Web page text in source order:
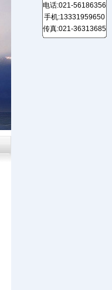
电话:021-56186356
手机:13331959650
传真:021-36313685